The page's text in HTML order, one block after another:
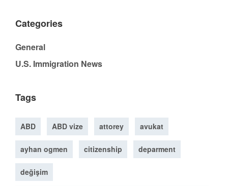
Categories
General
U.S. Immigration News
Tags
ABD ABD vize attorey avukat
ayhan ogmen citizenship deparment
değişim